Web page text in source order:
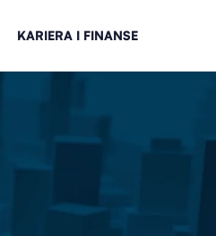
KARIERA I FINANSE